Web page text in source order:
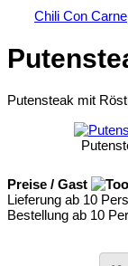
Chili Con Carne
Putensteak mit
Preise / Gast
Lieferung ab 10
Bestellung ab 10